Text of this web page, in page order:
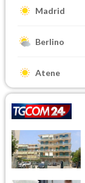
Madrid
Berlino
Atene